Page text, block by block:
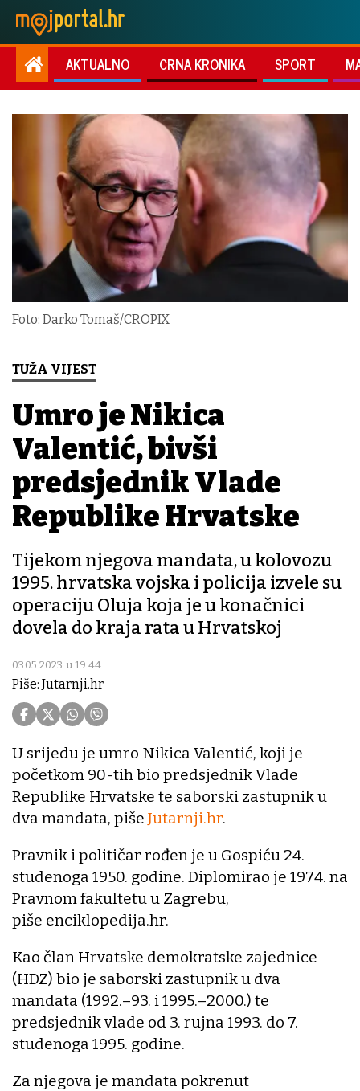
AKTUALNO CRNA KRONIKA SPORT
Foto: Darko Tomaš/CROPIX
TUŽA VIJEST
Umro je Nikica
Valentić, bivši
predsjednik Vlade
Republike Hrvatske
Tijekom njegova mandata, u kolovozu
1995. hrvatska vojska i policija izvele su
operaciju Oluja koja je u konačnici
dovela do kraja rata u Hrvatskoj
03.05.2023. u 19:44
Piše: Jutarnji.hr
U srijedu je umro Nikica Valentić, koji je
početkom 90-tih bio predsjednik Vlade
Republike Hrvatske te saborski zastupnik u
dva mandata, piše Jutarnji.hr.
Pravnik i političar rođen je u Gospiću 24.
studenoga 1950. godine. Diplomirao je 1974. na
Pravnom fakultetu u Zagrebu,
piše enciklopedija.hr.
Kao član Hrvatske demokratske zajednice
(HDZ) bio je saborski zastupnik u dva
mandata (1992.–93. i 1995.–2000.) te
predsjednik vlade od 3. rujna 1993. do 7.
studenoga 1995. godine.
Za njegova je mandata pokrenut